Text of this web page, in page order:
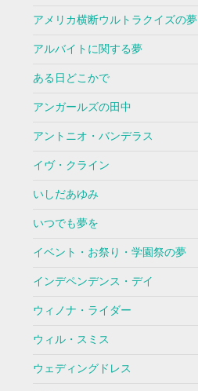
アメリカ横断ウルトラクイズの夢
アルバイトに関する夢
ある日どこかで
アンガールズの田中
アントニオ・バンデラス
イヴ・クライン
いしだあゆみ
いつでも夢を
イベント・お祭り・学園祭の夢
インデペンデンス・デイ
ウィノナ・ライダー
ウィル・スミス
ウェディングドレス